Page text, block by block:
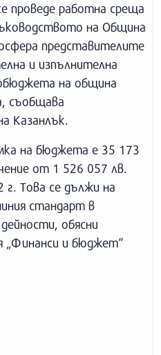
проведе работна среща
на Община
представителите
и изпълнителна
на община
съобщава
Казанлък.
на бюджета е 35 173
от 1 526 057 лв.
Това се дължи на
стандарт в
обясни
„Финанси и бюджет“